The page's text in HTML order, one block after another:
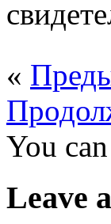
«
You can
Leave